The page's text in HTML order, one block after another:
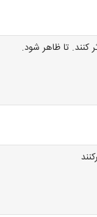
کنند. تا ظاهر شود.